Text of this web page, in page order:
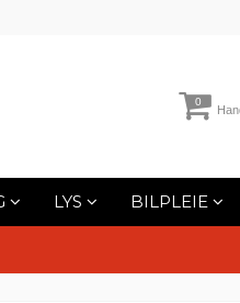
0
LYS BILPLEIE